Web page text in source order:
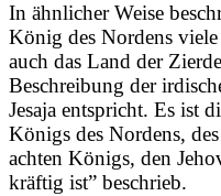
In ähnlicher Weise
König des Nordens
auch das Land der
Beschreibung der
Jesaja entspricht. Es ist
Königs des Nordens,
achten Königs, den
kräftig ist” beschrieb.